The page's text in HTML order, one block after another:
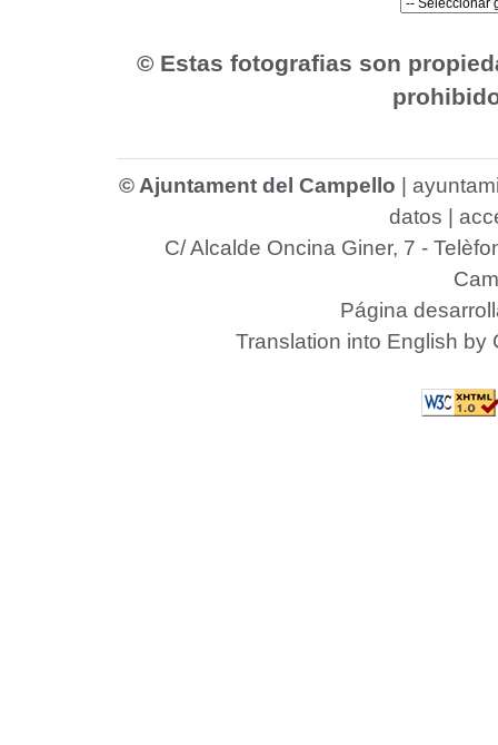
© Estas fotografias son
© Ajuntament del Campello
datos
C/ Alcalde Oncina Giner, 7 -
Página
Translation into English by